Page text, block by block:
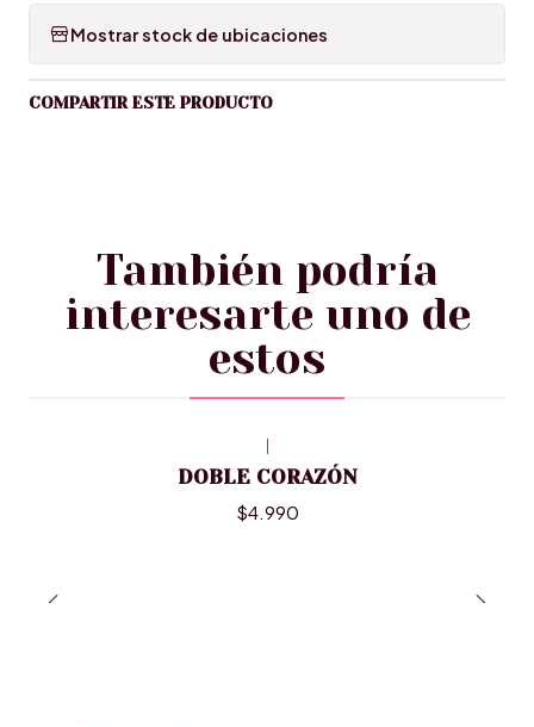
Mostrar stock de ubicaciones
COMPARTIR ESTE PRODUCTO
También podría
interesarte uno de
estos
DOBLE CORAZÓN
$4.990